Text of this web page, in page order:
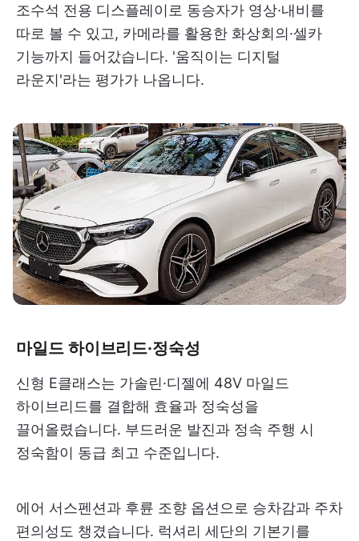
조수석 전용 디스플레이로 동승자가 영상·내비를
따로 볼 수 있고, 카메라를 활용한 화상회의·셀카
기능까지 들어갔습니다. '움직이는 디지털
라운지'라는 평가가 나옵니다.
마일드 하이브리드·정숙성
신형 E클래스는 가솔린·디젤에 48V 마일드
하이브리드를 결합해 효율과 정숙성을
끌어올렸습니다. 부드러운 발진과 정속 주행 시
정숙함이 동급 최고 수준입니다.
에어 서스펜션과 후륜 조향 옵션으로 승차감과 주차
편의성도 챙겼습니다. 럭셔리 세단의 기본기를